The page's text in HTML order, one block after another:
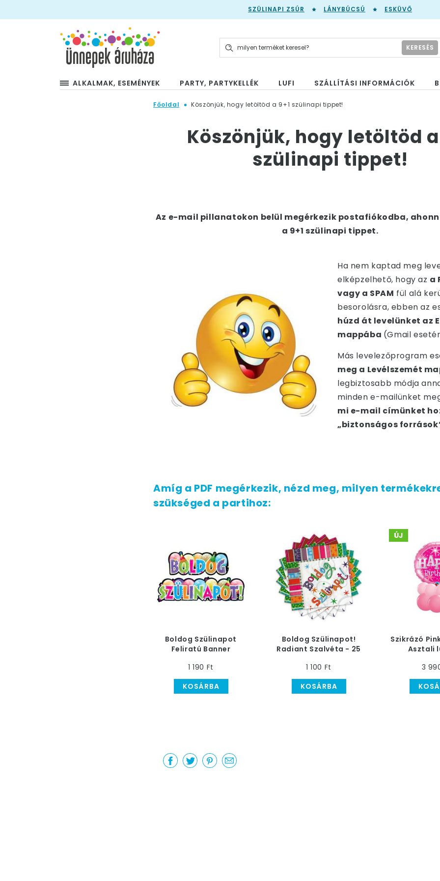
SZÜLINAPI ZSÚR LÁNYBÚCSÚ ESKÜVŐ
KERESÉS
ALKALMAK, ESEMÉNYEK PARTY, PARTYKELLÉK LUFI SZÁLLÍTÁSI INFORMÁCIÓK
Főoldal Köszönjük, hogy letöltöd a 9+1 szülinapi tippet!
Köszönjük, hogy letöltöd a
szülinapi tippet!
Az e-mail pillanatokon belül megérkezik postafiókodba,
a 9+1 szülinapi tippet.
Ha nem kaptad meg
elképzelhető, hogy az a
vagy a SPAM fül alá
besorolásra, ebben az
húzd át levelünket az
mappába (Gmail
Más levelezőprogram
meg a Levélszemét
legbiztosabb módja
minden e-mailünket
mi e-mail címünket
„biztonságos
Amíg a PDF megérkezik, nézd meg, milyen
szükséged a partihoz:
Boldog Szülinapot
Feliratú Banner
1 190 Ft
KOSÁRBA
Boldog Szülinapot!
Radiant Szalvéta - 25
1 100 Ft
KOSÁRBA
ÚJ
Szikrázó
Asztali
3